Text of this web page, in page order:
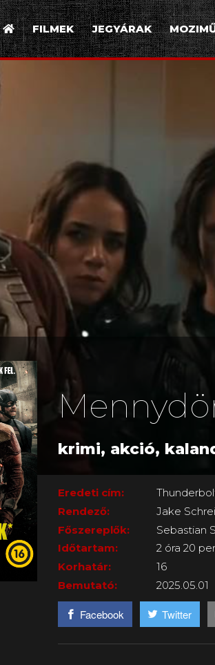
FILMEK JEGYÁRAK
krimi, akció,
Eredeti cím:
Rendező:
Jake
Főszereplők:
Sebastian
Időtartam:
2 óra 20
Korhatár:
16
Bemutató:
2025.05.01
Facebook Twitter